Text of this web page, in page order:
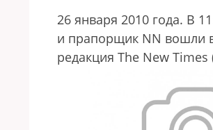
26 января 2010 года. В
и прапорщик NN вошли
редакция The New